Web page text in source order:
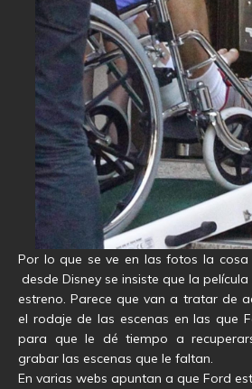
Por lo que se ve en las fotos la cosa
desde Disney se insiste que la
estreno. Parece que van a tratar de
el rodaje de las escenas en las que
para que le dé tiempo a
grabar las escenas que le faltan.
En varias webs apuntan a que Ford